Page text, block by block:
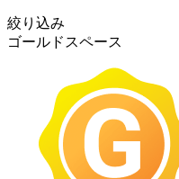
絞り込み
ゴールドスペース